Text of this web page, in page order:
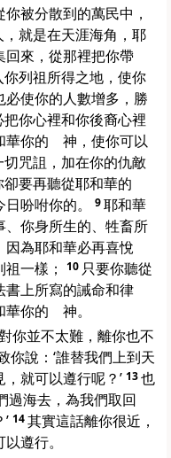
被分散到的萬民中，
就是在天涯海角，耶
來，從那裡把你帶
列祖所得之地，使你
使你的人數增多，勝
你心裡和你後裔心裡
華你的 神，使你可以
咒詛，加在你的仇敵
卻要再聽從耶和華的
吩咐你的。
9耶和華
你身所生的、牲畜所
為耶和華必再喜悅
一樣；
10 只要你聽從
上所寫的誡命和律
華你的 神。
你並不太難，離你也不
你說：‘誰替我們上到天
就可以遵行呢？’ 13也
過海去，為我們取回
14其實這話離你很近，
遵行。